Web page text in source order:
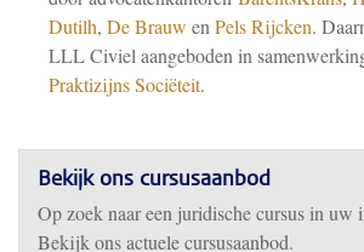
Dutilh, De Brauw en Pels Rijcken.
LLL Civiel aangeboden in
Praktizijns Sociëteit.
Bekijk ons cursusaanbod
Op zoek naar een juridische cursus in uw
Bekijk ons actuele cursusaanbod.